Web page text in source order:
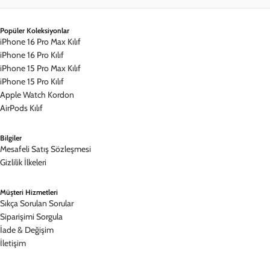
Popüler Koleksiyonlar
iPhone 16 Pro Max Kılıf
iPhone 16 Pro Kılıf
iPhone 15 Pro Max Kılıf
iPhone 15 Pro Kılıf
Apple Watch Kordon
AirPods Kılıf
Bilgiler
Mesafeli Satış Sözleşmesi
Gizlilik İlkeleri
Müşteri Hizmetleri
Sıkça Sorulan Sorular
Siparişimi Sorgula
İade & Değişim
İletişim